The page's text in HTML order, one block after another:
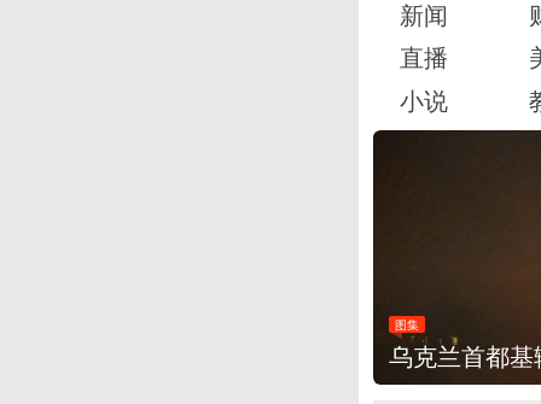
新闻
直播
小说